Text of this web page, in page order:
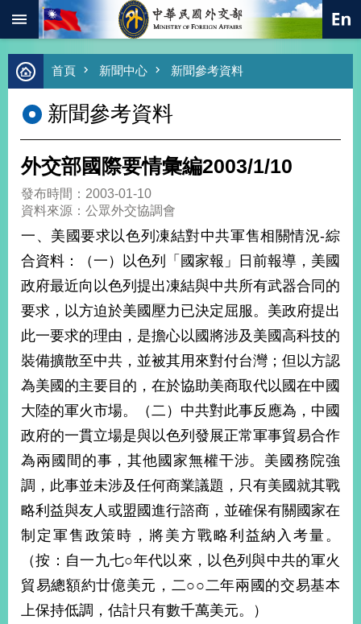
跳到主要內容區塊
進
階
尋
熱
外
交
值
外
交
經
濟
日
不
落
海
和
平
護
照
首頁 新聞中心 新聞參考資料
新聞參考資料
外交部國際要情彙編2003/1/10
發布時間：2003-01-10
資料來源：公眾外交協調會
一、美國要求以色列凍結對中共軍售相關情況-綜
合資料：（一）以色列「國家報」日前報導，美國
政府最近向以色列提出凍結與中共所有武器合同的
要求，以方迫於美國壓力已決定屈服。美政府提出
此一要求的理由，是擔心以國將涉及美國高科技的
裝備擴散至中共，並被其用來對付台灣；但以方認
為美國的主要目的，在於協助美商取代以國在中國
大陸的軍火市場。（二）中共對此事反應為，中國
政府的一貫立場是與以色列發展正常軍事貿易合作
為兩國間的事，其他國家無權干涉。美國務院強
調，此事並未涉及任何商業議題，只有美國就其戰
略利益與友人或盟國進行諮商，並確保有關國家在
制定軍售政策時，將美方戰略利益納入考量。
（按：自一九七○年代以來，以色列與中共的軍火
貿易總額約廿億美元，二○○二年兩國的交易基本
上保持低調，估計只有數千萬美元。）